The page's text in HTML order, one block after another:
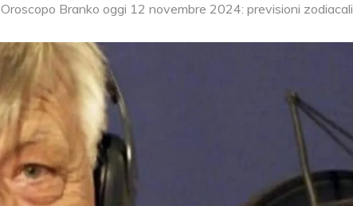
Oroscopo Branko oggi 12 novembre 2024: previsioni zodiacali